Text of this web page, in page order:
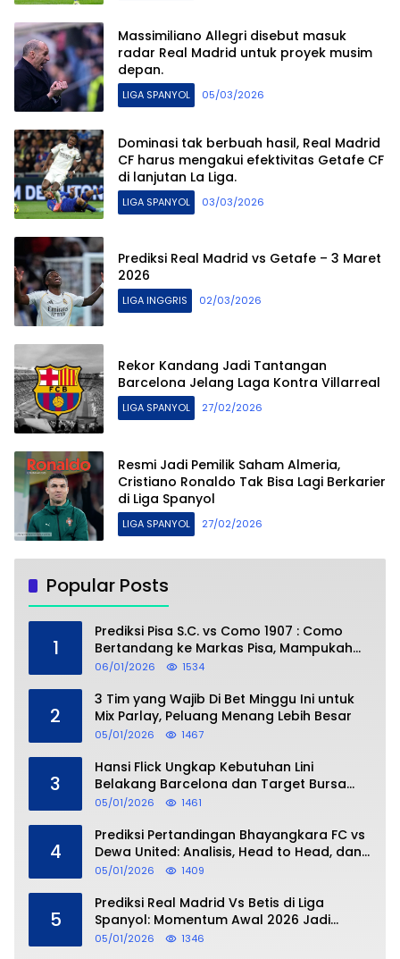
Massimiliano Allegri disebut masuk
radar Real Madrid untuk proyek musim
depan.
LIGA SPANYOL 05/03/2026
Dominasi tak berbuah hasil, Real Madrid
CF harus mengakui efektivitas Getafe CF
di lanjutan La Liga.
LIGA SPANYOL 03/03/2026
Prediksi Real Madrid vs Getafe – 3 Maret
2026
LIGA INGGRIS 02/03/2026
Rekor Kandang Jadi Tantangan
Barcelona Jelang Laga Kontra Villarreal
LIGA SPANYOL 27/02/2026
Resmi Jadi Pemilik Saham Almeria,
Cristiano Ronaldo Tak Bisa Lagi Berkarier
di Liga Spanyol
LIGA SPANYOL 27/02/2026
Popular Posts
1
Prediksi Pisa S.C. vs Como 1907 : Como
Bertandang ke Markas Pisa, Mampukah
Asuhan Cesc Fàbregas Mencuri Poin?
06/01/2026 1534
2
3 Tim yang Wajib Di Bet Minggu Ini untuk
Mix Parlay, Peluang Menang Lebih Besar
05/01/2026 1467
3
Hansi Flick Ungkap Kebutuhan Lini
Belakang Barcelona dan Target Bursa
Transfer Januari
05/01/2026 1461
4
Prediksi Pertandingan Bhayangkara FC vs
Dewa United: Analisis, Head to Head, dan
Perkiraan Skor
05/01/2026 1409
5
Prediksi Real Madrid Vs Betis di Liga
Spanyol: Momentum Awal 2026 Jadi
Taruhan
05/01/2026 1346